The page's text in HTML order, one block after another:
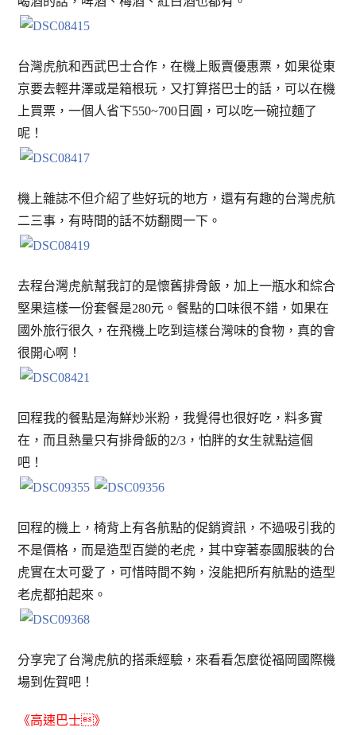
台灣虎航和西武巴士合作，在機上販賣優惠票，如果從東
京要去輕井澤或是箱根玩，又打算搭巴士的話，可以在機
上買票，一個人省下550~700日圓，可以吃一碗拉麵了
呢！
機上雜誌不但介紹了些好玩的地方，還有有趣的台灣虎航
二三事，有時間的話不妨翻閱一下。
去程台灣虎航幫我訂的是懷舊排骨飯，加上一瓶水和綜合
堅果這樣一份套餐是280元。餐點的口味很不錯，如果在
國外旅行很久，在飛機上吃到這樣台灣味的食物，真的會
很開心啊！
回程我的餐點是海鮮炒米粉，我覺得也很好吃，料多實
在，而且熱量只有排骨飯的2/3，怕胖的女生就點這個
吧！
回程的機上，椅背上有各航點的促銷資訊，不過吸引我的
不是價格，而是造型百變的老虎，其中穿著泰國服裝的台
虎實在太可愛了，可惜時間不夠，沒能把所有航點的造型
老虎都拍起來。
分享完了台灣虎航的搭乘經驗，來看看怎麼從福岡國際機
場到佐賀吧！
《高速巴士》